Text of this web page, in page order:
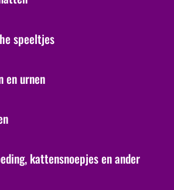
speeltjes
en urnen
kattensnoepjes en ander